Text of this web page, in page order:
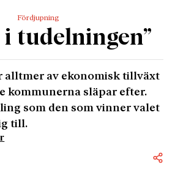
Fördjupning
i tudelningen”
alltmer av ekonomisk tillväxt
kommunerna släpar efter.
som den som vinner valet
till.